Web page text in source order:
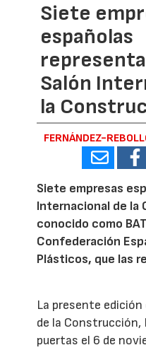
Siete
españolas
Salón
la
FERNÁNDEZ-
Siete empresas
Internacional de la
conocido como
Confederación
Plásticos, que las
La presente
de la Construcción,
puertas el 6 de